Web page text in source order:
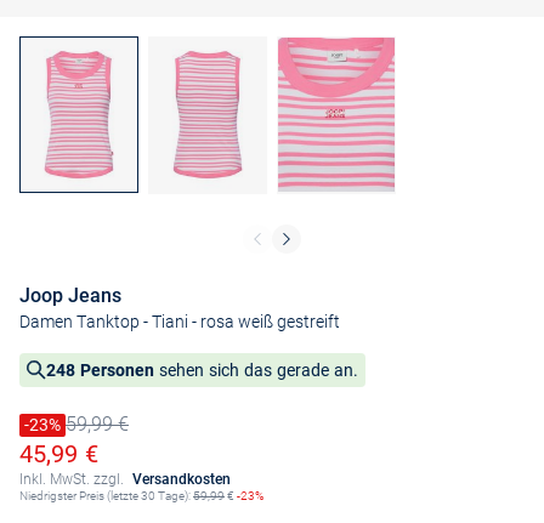
Joop Jeans
Damen Tanktop - Tiani - rosa weiß gestreift
248 Personen sehen sich das gerade an.
Preis reduziert um
-23%
Alter Preis59,99 €
Ermäßigter Preis
45,99 €
Inkl. MwSt. zzgl. Versandkosten
Niedrigster Preis (letzte 30 Tage):59,99€ -23%